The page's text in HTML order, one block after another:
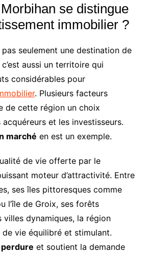
se distingue
immobilier ?
pas seulement une destination de
aussi un territoire qui
considérables pour
. Plusieurs facteurs
de cette région un choix
et les investisseurs.
marché en est un exemple.
de vie offerte par le
moteur d’attractivité. Entre
ses îles pittoresques comme
l’île de Groix, ses forêts
villes dynamiques, la région
vie équilibré et stimulant.
et soutient la demande